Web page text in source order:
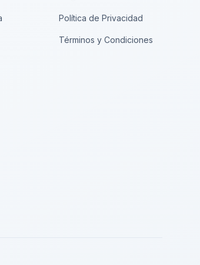
Política de Privacidad
Términos y Condiciones